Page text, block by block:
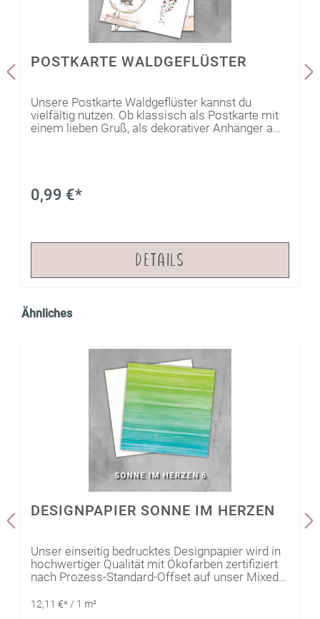
POSTKARTE WALDGEFLÜSTER
Unsere Postkarte Waldgeflüster kannst du
vielfältig nutzen. Ob klassisch als Postkarte mit
einem lieben Gruß, als dekorativer Anhänger am
0,99 €*
DETAILS
Ähnliches
DESIGNPAPIER SONNE IM HERZEN
Unser einseitig bedrucktes Designpapier wird in
hochwertiger Qualität mit Ökofarben zertifiziert
nach Prozess-Standard-Offset auf unser Mixed-
Somit kann die Kollektion optimal durch das
12,11 €* / 1 m²